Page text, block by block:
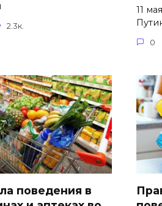
2.3к.
11
0
поведения в